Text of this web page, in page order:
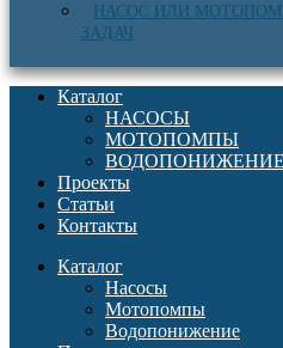
НАСОС ИЛИ
ЗАДАЧ
Каталог
НАСОСЫ
МОТОПОМПЫ
ВОДОПОНИЖЕНИЕ
Проекты
Статьи
Контакты
Каталог
Насосы
Мотопомпы
Водопонижение